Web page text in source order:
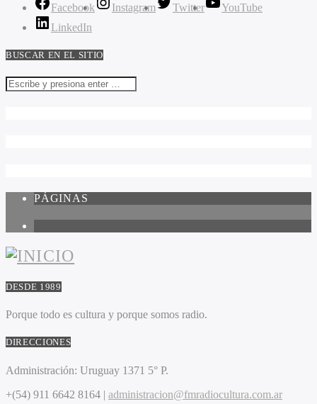
Facebook Instagram Twitter
YouTube
LinkedIn
BUSCAR EN EL SITIO
PÁGINAS
DESDE 1989
Porque todo es cultura y porque somos radio.
DIRECCIONES
Administración: Uruguay 1371 5° P.
+(54) 911 6642 8164 | administracion@fmradiocultura.com.ar